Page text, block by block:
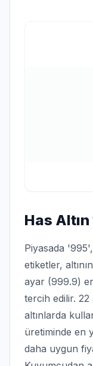
Has
Piyasada
etiketler,
ayar (999.9)
tercih edilir.
altınlarda
üretiminde en
daha uygun